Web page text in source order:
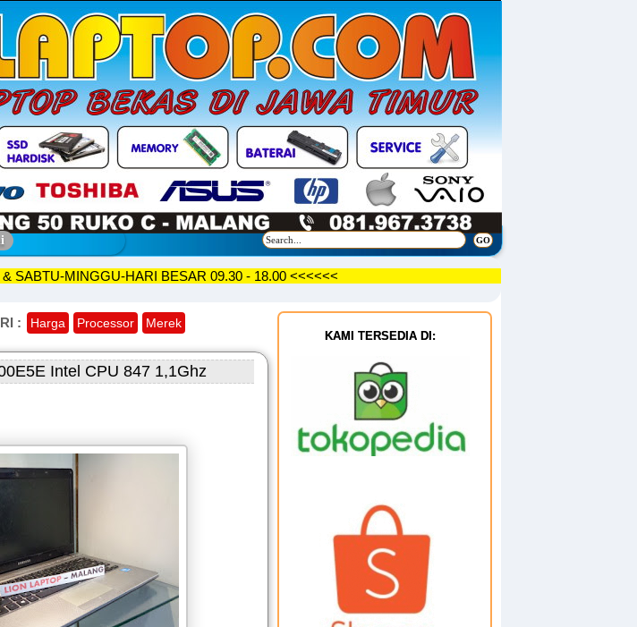
& SABTU-MINGGU-HARI BESAR 09.30 - 18.00 <<<<<<
: Harga Processor Merek
Intel CPU 847 1,1Ghz
KAMI TERSEDIA DI: